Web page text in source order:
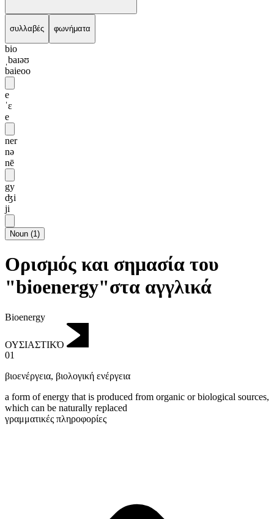
συλλαβές φωνήματα
bio
ˌbaɪəʊ
baieoo
e
ˈɛ
e
ner
nə
nē
gy
ʤi
ji
Noun (1)
Ορισμός και σημασία του
"bioenergy"στα αγγλικά
Bioenergy
ΟΥΣΙΑΣΤΙΚΌ
01
βιοενέργεια, βιολογική ενέργεια
a form of energy that is produced from organic or biological sources,
which can be naturally replaced
γραμματικές πληροφορίες